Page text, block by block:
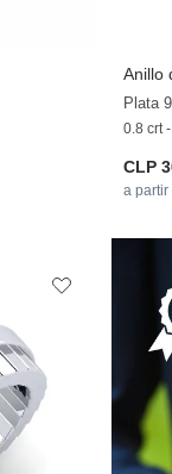
Anillo
Plata
0.8 crt
CLP
a partir